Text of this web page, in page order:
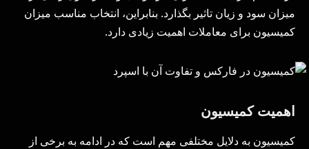
میزان سود و زیان تاثیر بگذارد. بنابراین، انتخاب مناسب میزان
کمیسیون برای معاملات اهمیت زیادی دارد.
اهمیت کمیسیون
کمیسیون به دلایل مختلفی مهم است که در ادامه به برخی از